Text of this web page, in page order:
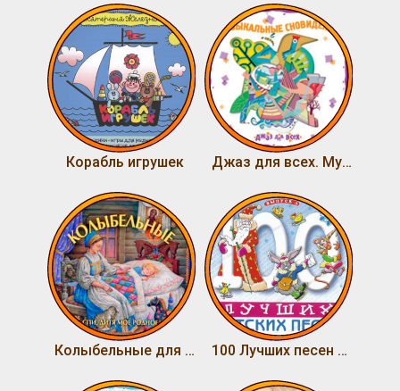
Корабль игрушек Джаз для всех. Музыкальные сновидения
Колыбельные для детей и их родителей. Спи, дитя мое родное 100 Лучших песен для детей